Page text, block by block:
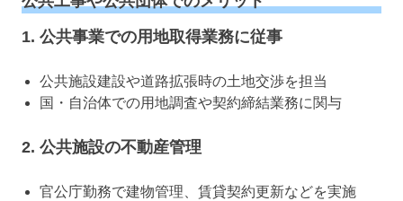
1. 公共事業での用地取得業務に従事
公共施設建設や道路拡張時の土地交渉を担当
国・自治体での用地調査や契約締結業務に関与
2. 公共施設の不動産管理
官公庁勤務で建物管理、賃貸契約更新などを実施